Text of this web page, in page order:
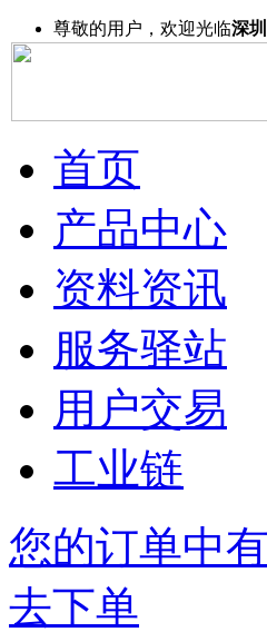
尊敬的用户，欢迎光临深
首页
产品中心
资料资讯
服务驿站
用户交易
工业链
您的订单中
去下单